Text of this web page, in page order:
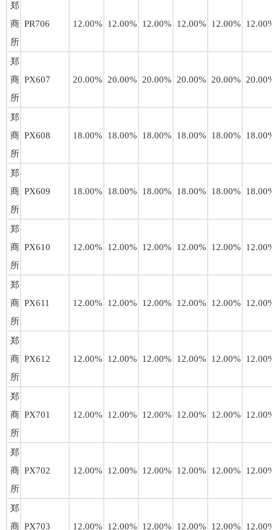
郑
商
所
PR706 12.00% 12.00% 12.00% 12.00% 12.00%
郑
商
所
PX607 20.00% 20.00% 20.00% 20.00% 20.00%
郑
商
所
PX608 18.00% 18.00% 18.00% 18.00% 18.00%
郑
商
所
PX609 18.00% 18.00% 18.00% 18.00% 18.00%
郑
商
所
PX610 12.00% 12.00% 12.00% 12.00% 12.00%
郑
商
所
PX611 12.00% 12.00% 12.00% 12.00% 12.00%
郑
商
所
PX612 12.00% 12.00% 12.00% 12.00% 12.00%
郑
商
所
PX701 12.00% 12.00% 12.00% 12.00% 12.00%
郑
商
所
PX702 12.00% 12.00% 12.00% 12.00% 12.00%
郑
商 PX703 12.00% 12.00% 12.00% 12.00% 12.00%